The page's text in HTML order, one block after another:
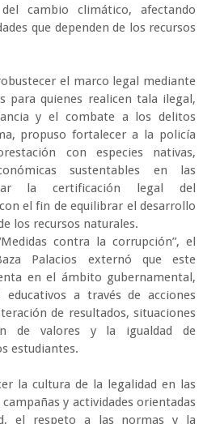
cambio climático, afectando
que dependen de los recursos
el marco legal mediante
para quienes realicen tala ilegal,
y el combate a los delitos
propuso fortalecer a la policía
con especies nativas,
sustentables en las
la certificación legal del
el fin de equilibrar el desarrollo
los recursos naturales.
contra la corrupción”, el
Palacios externó que este
en el ámbito gubernamental,
a través de acciones
de resultados, situaciones
de valores y la igualdad de
estudiantes.
la cultura de la legalidad en las
y actividades orientadas
el respeto a las normas y la